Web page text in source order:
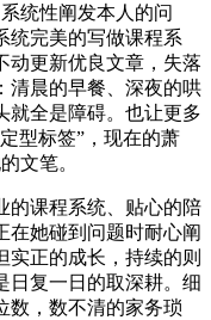
统性阐发本人的问
统完美的写做课程系
动更新优良文章，失落
清晨的早餐、深夜的哄
就全是障碍。也让更多
型标签”，现在的萧
文笔。
课程系统、贴心的陪
在她碰到问题时耐心阐
实正的成长，持续的则
日复一日的取深耕。细
数，数不清的家务琐